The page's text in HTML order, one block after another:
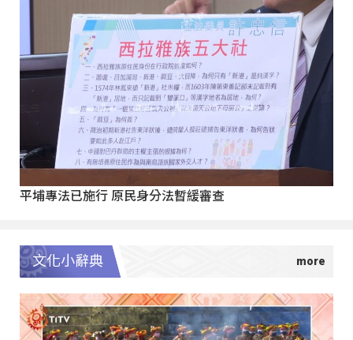
平埔專法已施行 原民身分法暫緩審查
文化小辭典